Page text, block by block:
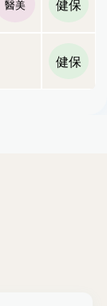
醫美 健保
健保